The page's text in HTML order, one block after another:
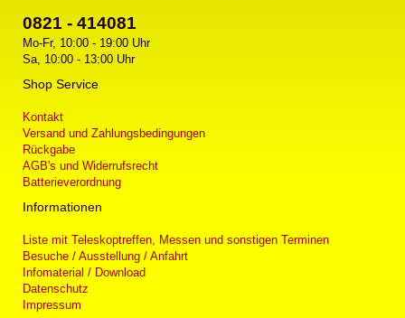
0821 - 414081
Mo-Fr, 10:00 - 19:00 Uhr
Sa, 10:00 - 13:00 Uhr
Shop Service
Kontakt
Versand und Zahlungsbedingungen
Rückgabe
AGB's und Widerrufsrecht
Batterieverordnung
Informationen
Liste mit Teleskoptreffen, Messen und sonstigen Terminen
Besuche / Ausstellung / Anfahrt
Infomaterial / Download
Datenschutz
Impressum